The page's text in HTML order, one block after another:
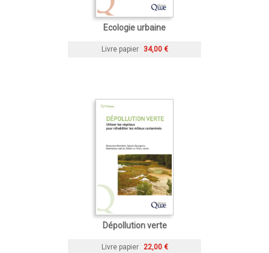
Ecologie urbaine
Livre papier 34,00 €
Dépollution verte
Livre papier 22,00 €